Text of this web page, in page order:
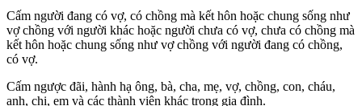
Cấm người đang có vợ, có chồng mà kết hôn hoặc chung sống như
vợ chồng với người khác hoặc người chưa có vợ, chưa có chồng mà
kết hôn hoặc chung sống như vợ chồng với người đang có chồng,
có vợ.
Cấm ngược đãi, hành hạ ông, bà, cha, mẹ, vợ, chồng, con, cháu,
anh, chị, em và các thành viên khác trong gia đình.